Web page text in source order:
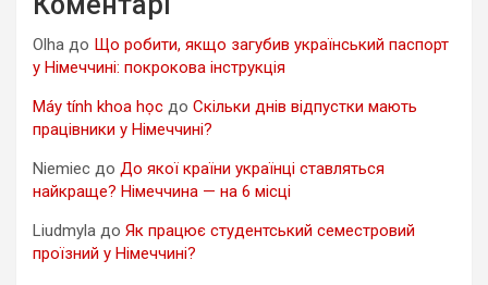
Olha до Що робити, якщо загубив український паспорт
у Німеччині: покрокова інструкція
Máy tính khoa học до Скільки днів відпустки мають
працівники у Німеччині?
Niemiec до До якої країни українці ставляться
найкраще? Німеччина — на 6 місці
Liudmyla до Як працює студентський семестровий
проїзний у Німеччині?